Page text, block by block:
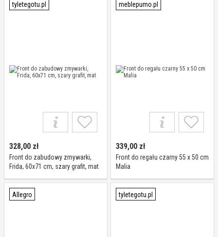
tyletegotu.pl
328,00 zł
Front do zabudowy zmywarki,
Frida, 60x71 cm, szary grafit, mat
meblepumo.pl
339,00 zł
Front do regału czarny 55 x 50 cm
Malia
Allegro tyletegotu.pl